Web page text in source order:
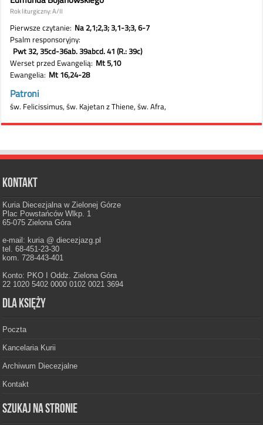
Kontakt
Kuria Diecezjalna w Zielonej Górze
Plac Powstańców Wlkp. 1
65-075 Zielona Góra
e-mail: kuria @ diecezjazg.pl
tel. 68-451-23-30
kom. 728-443-401
Konto: PKO I Oddz. Zielona Góra
22 1020 5402 0000 0102 0021 3694
Dla księży
Poczta
Kancelaria Kurii
Archiwum Diecezjalne
Kontakt
Szukaj na stronie